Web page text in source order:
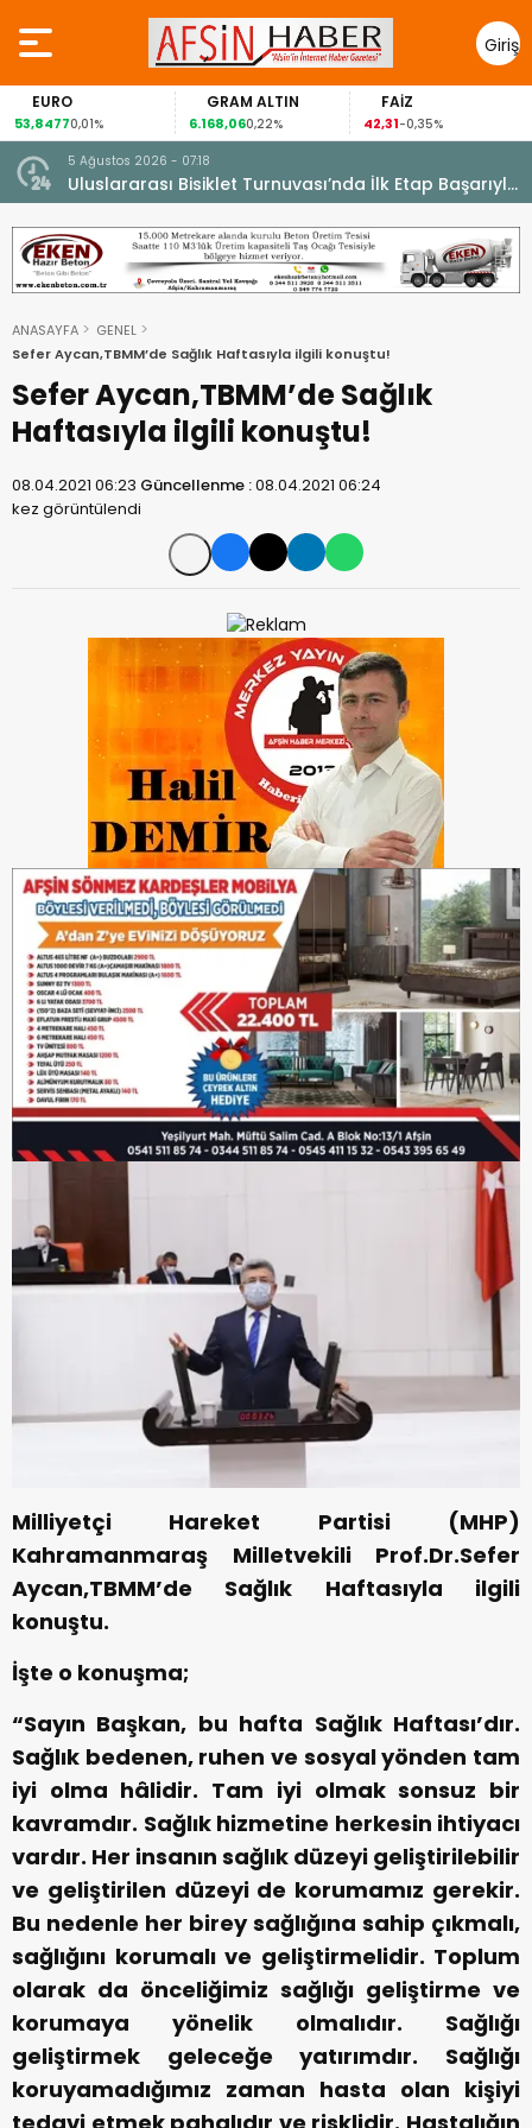
Giriş
Yap
EURO
53,84770,01%
GRAM ALTIN
6.168,060,22%
FAİZ
42,31-0,35%
5 Ağustos 2026 - 07:18
Uluslararası Bisiklet Turnuvası’nda İlk Etap Başarıyla
Tamamlandı.
ANASAYFA
GENEL
Sefer Aycan,TBMM’de Sağlık Haftasıyla ilgili konuştu!
Sefer Aycan,TBMM’de Sağlık
Haftasıyla ilgili konuştu!
08.04.2021 06:23 Güncellenme :08.04.2021 06:24
kez görüntülendi
Milliyetçi Hareket Partisi (MHP)
Kahramanmaraş Milletvekili Prof.Dr.Sefer
Aycan,TBMM’de Sağlık Haftasıyla ilgili
konuştu.
İşte o konuşma;
“Sayın Başkan, bu hafta Sağlık Haftası’dır.
Sağlık bedenen, ruhen ve sosyal yönden tam
iyi olma hâlidir. Tam iyi olmak sonsuz bir
kavramdır. Sağlık hizmetine herkesin ihtiyacı
vardır. Her insanın sağlık düzeyi geliştirilebilir
ve geliştirilen düzeyi de korumamız gerekir.
Bu nedenle her birey sağlığına sahip çıkmalı,
sağlığını korumalı ve geliştirmelidir. Toplum
olarak da önceliğimiz sağlığı geliştirme ve
korumaya yönelik olmalıdır. Sağlığı
geliştirmek geleceğe yatırımdır. Sağlığı
koruyamadığımız zaman hasta olan kişiyi